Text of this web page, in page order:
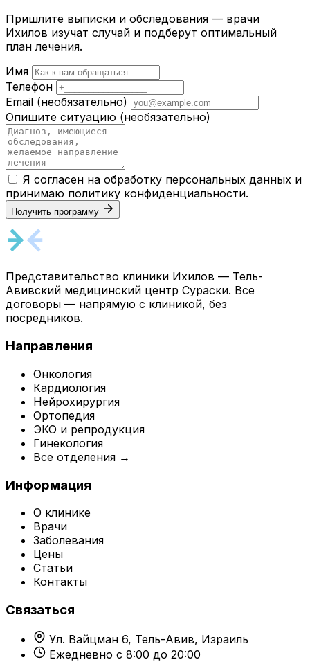
Пришлите выписки и обследования — врачи
Ихилов изучат случай и подберут оптимальный
план лечения.
Имя
Телефон
Email (необязательно)
Опишите ситуацию (необязательно)
Я согласен на обработку персональных данных и
принимаю политику конфиденциальности.
Получить программу
Представительство клиники Ихилов — Тель-
Авивский медицинский центр Сураски. Все
договоры — напрямую с клиникой, без
посредников.
Направления
Онкология
Кардиология
Нейрохирургия
Ортопедия
ЭКО и репродукция
Гинекология
Все отделения →
Информация
О клинике
Врачи
Заболевания
Цены
Статьи
Контакты
Связаться
Ул. Вайцман 6, Тель-Авив, Израиль
Ежедневно с 8:00 до 20:00